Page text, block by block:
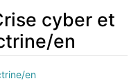
cyber et
en
en